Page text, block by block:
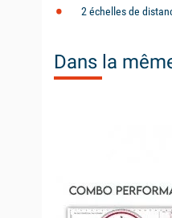
2 échelles de
Dans la